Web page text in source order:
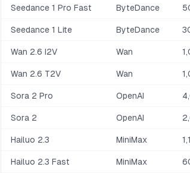
Seedance 1 Pro Fast ByteDance
Seedance 1 Lite ByteDance
Wan 2.6 I2V Wan
Wan 2.6 T2V Wan
Sora 2 Pro OpenAI
Sora 2 OpenAI
Hailuo 2.3 MiniMax
Hailuo 2.3 Fast MiniMax